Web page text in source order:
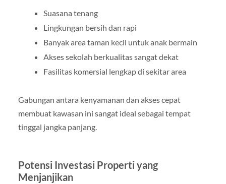
Suasana tenang
Lingkungan bersih dan rapi
Banyak area taman kecil untuk anak bermain
Akses sekolah berkualitas sangat dekat
Fasilitas komersial lengkap di sekitar area
Gabungan antara kenyamanan dan akses cepat
membuat kawasan ini sangat ideal sebagai tempat
tinggal jangka panjang.
Potensi Investasi Properti yang
Menjanjikan